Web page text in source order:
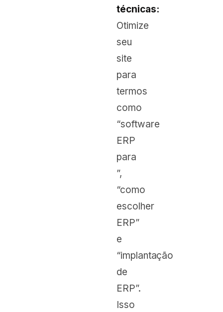
técnicas:
Otimize
seu
site
para
termos
como
“software
ERP
para
”,
“como
escolher
ERP”
e
“implantação
de
ERP”.
Isso